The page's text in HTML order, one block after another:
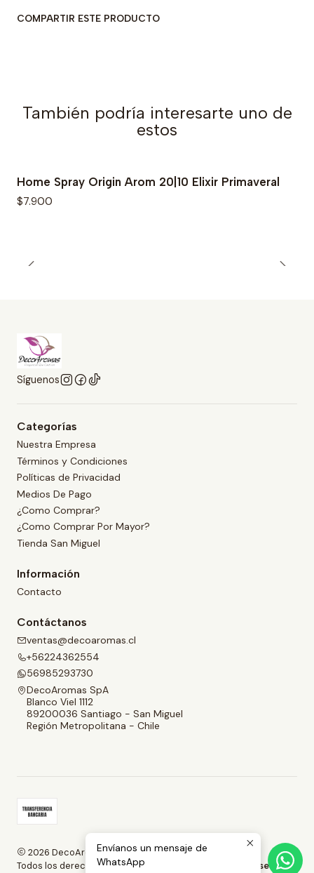
COMPARTIR ESTE PRODUCTO
También podría interesarte uno de
estos
Home Spray Origin Arom 20|10 Elixir Primaveral
$7.900
Síguenos
Categorías
Nuestra Empresa
Términos y Condiciones
Políticas de Privacidad
Medios De Pago
¿Como Comprar?
¿Como Comprar Por Mayor?
Tienda San Miguel
Información
Contacto
Contáctanos
ventas@decoaromas.cl
+56224362554
56985293730
DecoAromas SpA
Blanco Viel 1112
89200036 Santiago - San Miguel
Región Metropolitana - Chile
2026 DecoAromas Spa.
Todos los derechos reservados.
Desarrollado por Jumpseller.
Envíanos un mensaje de
WhatsApp